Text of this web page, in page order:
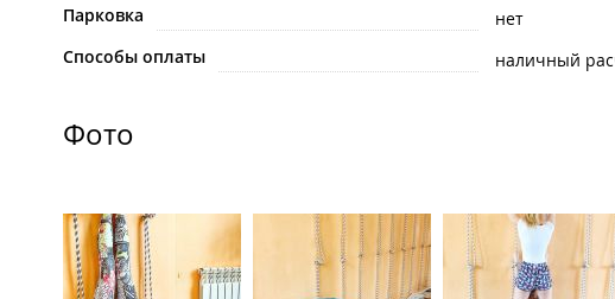
Парковка
нет
Способы оплаты
наличный
Фото